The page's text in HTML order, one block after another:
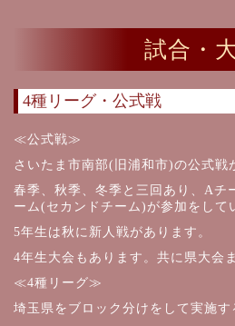
試合・
4種リーグ・公式戦
≪公式戦≫
さいたま市南部(旧浦和市)の公式戦
春季、秋季、冬季と三回あり、Aチ
ーム(セカンドチーム)が参加をして
5年生は秋に新人戦があります。
4年生大会もあります。共に県大会
≪4種リーグ≫
埼玉県をブロック分けをして実施す